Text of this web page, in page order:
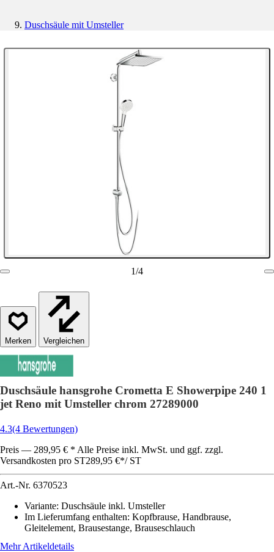
Duschsäule mit Umsteller
1/4
Vergleichen
Duschsäule hansgrohe Crometta E Showerpipe 240 1
jet Reno mit Umsteller chrom 27289000
4.3(4 Bewertungen)
Preis — 289,95 € * Alle Preise inkl. MwSt. und ggf. zzgl.
Versandkosten pro ST289,95 €*/ ST
Art.-Nr. 6370523
Variante: Duschsäule inkl. Umsteller
Im Lieferumfang enthalten: Kopfbrause, Handbrause,
Gleitelement, Brausestange, Brauseschlauch
Mehr Artikeldetails